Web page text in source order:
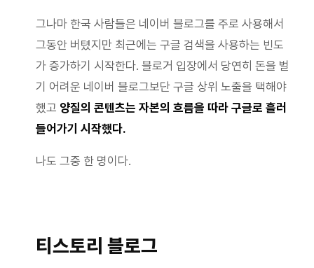
그나마 한국 사람들은 네이버 블로그를 주로 사용해서
그동안 버텼지만 최근에는 구글 검색을 사용하는 빈도
가 증가하기 시작한다. 블로거 입장에서 당연히 돈을 벌
기 어려운 네이버 블로그보단 구글 상위 노출을 택해야
했고 양질의 콘텐츠는 자본의 흐름을 따라 구글로 흘러
들어가기 시작했다.
나도 그중 한 명이다.
티스토리 블로그